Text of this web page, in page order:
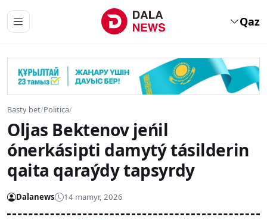
Qaz
Basty bet/Politica/
Oljas Bektenov jeńil
ónerkásipti damytý tásilderin
qaita qaraýdy tapsyrdy
Dalanews 14 mamyr, 2026